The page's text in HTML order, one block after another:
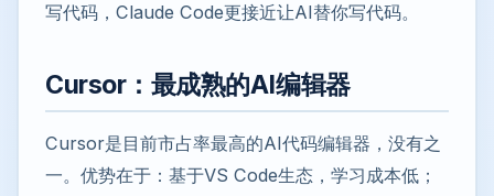
写代码，Claude Code更接近让AI替你写代码。
Cursor：最成熟的AI编辑器
Cursor是目前市占率最高的AI代码编辑器，没有之
一。优势在于：基于VS Code生态，学习成本低；